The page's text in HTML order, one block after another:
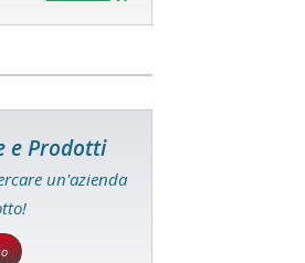
e Prodotti
un'azienda